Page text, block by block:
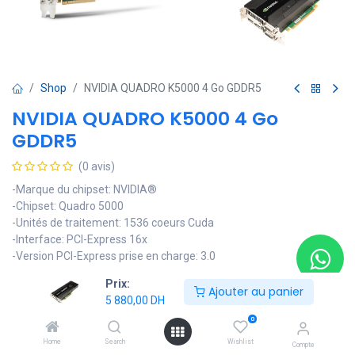
Prix:
5 880,00 DH
Ajouter au panier
Home Search
0
Wishlist Compte
Shop NVIDIA QUADRO K5000 4 Go GDDR5
NVIDIA QUADRO K5000 4 Go
GDDR5
(0 avis)
-Marque du chipset: NVIDIA®
-Chipset: Quadro 5000
-Unités de traitement: 1536 coeurs Cuda
-Interface: PCI-Express 16x
-Version PCI-Express prise en charge: 3.0
5 880,00 DH
Ajouter au panier